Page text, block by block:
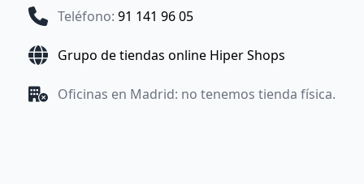
Teléfono: 91 141 96 05
Grupo de tiendas online Hiper Shops
Oficinas en Madrid: no tenemos tienda física.